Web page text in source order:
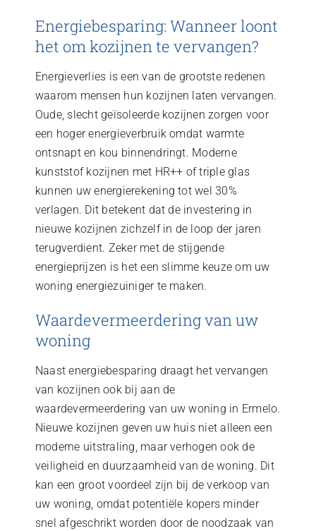
Energiebesparing: Wanneer loont
het om kozijnen te vervangen?
Energieverlies is een van de grootste redenen
waarom mensen hun kozijnen laten vervangen.
Oude, slecht geïsoleerde kozijnen zorgen voor
een hoger energieverbruik omdat warmte
ontsnapt en kou binnendringt. Moderne
kunststof kozijnen met HR++ of triple glas
kunnen uw energierekening tot wel 30%
verlagen. Dit betekent dat de investering in
nieuwe kozijnen zichzelf in de loop der jaren
terugverdient. Zeker met de stijgende
energieprijzen is het een slimme keuze om uw
woning energiezuiniger te maken.
Waardevermeerdering van uw
woning
Naast energiebesparing draagt het vervangen
van kozijnen ook bij aan de
waardevermeerdering van uw woning in Ermelo.
Nieuwe kozijnen geven uw huis niet alleen een
moderne uitstraling, maar verhogen ook de
veiligheid en duurzaamheid van de woning. Dit
kan een groot voordeel zijn bij de verkoop van
uw woning, omdat potentiële kopers minder
snel afgeschrikt worden door de noodzaak van